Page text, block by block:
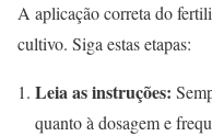
A aplicação correta do
cultivo. Siga estas etapas:
Leia as instruções:
quanto à dosagem e